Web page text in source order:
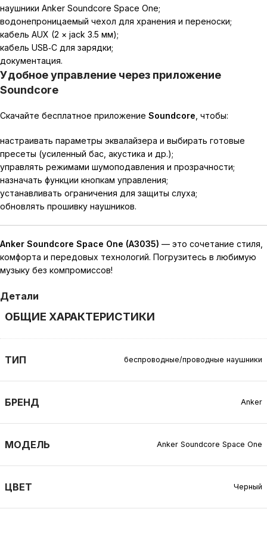
наушники Anker Soundcore Space One;
водонепроницаемый чехол для хранения и переноски;
кабель AUX (2 × jack 3.5 мм);
кабель USB‑C для зарядки;
документация.
Удобное управление через приложение
Soundcore
Скачайте бесплатное приложение Soundcore , чтобы:
настраивать параметры эквалайзера и выбирать готовые
пресеты (усиленный бас, акустика и др.);
управлять режимами шумоподавления и прозрачности;
назначать функции кнопкам управления;
устанавливать ограничения для защиты слуха;
обновлять прошивку наушников.
Anker Soundcore Space One (A3035) — это сочетание стиля,
комфорта и передовых технологий. Погрузитесь в любимую
музыку без компромиссов!
Детали
ОБЩИЕ ХАРАКТЕРИСТИКИ
ТИП беспроводные/проводные наушники
БРЕНД Anker
МОДЕЛЬ Anker Soundcore Space One
ЦВЕТ Черный